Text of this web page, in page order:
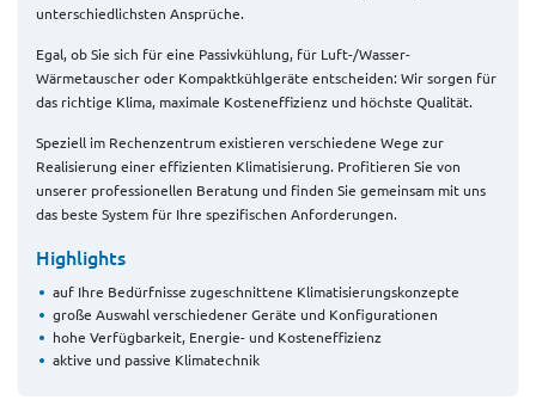
unterschiedlichsten Ansprüche.
Egal, ob Sie sich für eine Passivkühlung, für Luft-/Wasser-
Wärmetauscher oder Kompaktkühlgeräte entscheiden: Wir sorgen für
das richtige Klima, maximale Kosteneffizienz und höchste Qualität.
Speziell im Rechenzentrum existieren verschiedene Wege zur
Realisierung einer effizienten Klimatisierung. Profitieren Sie von
unserer professionellen Beratung und finden Sie gemeinsam mit uns
das beste System für Ihre spezifischen Anforderungen.
Highlights
auf Ihre Bedürfnisse zugeschnittene Klimatisierungskonzepte
große Auswahl verschiedener Geräte und Konfigurationen
hohe Verfügbarkeit, Energie- und Kosteneffizienz
aktive und passive Klimatechnik